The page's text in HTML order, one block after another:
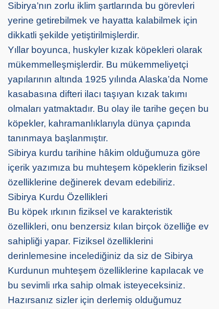
Sibirya’nın zorlu iklim şartlarında bu görevleri
yerine getirebilmek ve hayatta kalabilmek için
dikkatli şekilde yetiştirilmişlerdir.
Yıllar boyunca, huskyler kızak köpekleri olarak
mükemmelleşmişlerdir. Bu mükemmeliyetçi
yapılarının altında 1925 yılında Alaska’da Nome
kasabasına difteri ilacı taşıyan kızak takımı
olmaları yatmaktadır. Bu olay ile tarihe geçen bu
köpekler, kahramanlıklarıyla dünya çapında
tanınmaya başlanmıştır.
Sibirya kurdu tarihine hâkim olduğumuza göre
içerik yazımıza bu muhteşem köpeklerin fiziksel
özelliklerine değinerek devam edebiliriz.
Sibirya Kurdu Özellikleri
Bu köpek ırkının fiziksel ve karakteristik
özellikleri, onu benzersiz kılan birçok özelliğe ev
sahipliği yapar. Fiziksel özelliklerini
derinlemesine incelediğiniz da siz de Sibirya
Kurdunun muhteşem özelliklerine kapılacak ve
bu sevimli ırka sahip olmak isteyeceksiniz.
Hazırsanız sizler için derlemiş olduğumuz